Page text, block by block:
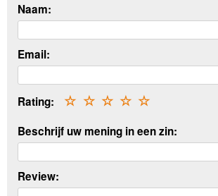
Naam:
Email:
Rating: ☆
☆
☆
☆
☆
Beschrijf uw mening in een zin:
Review: